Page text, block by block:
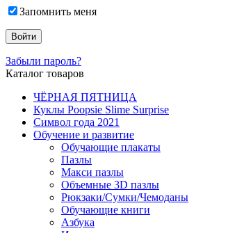
Запомнить меня
Забыли пароль?
Каталог товаров
ЧЁРНАЯ ПЯТНИЦА
Куклы Poopsie Slime Surprise
Символ года 2021
Обучение и развитие
Обучающие плакаты
Пазлы
Макси пазлы
Объемные 3D пазлы
Рюкзаки/Сумки/Чемоданы
Обучающие книги
Азбука